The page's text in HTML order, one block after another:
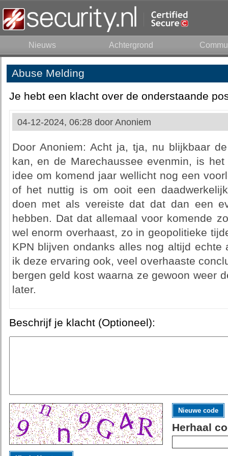
Nieuws Achtergrond
Abuse Melding
Je hebt een klacht over de onderstaande
04-12-2024, 06:28 door Anoniem
Door Anoniem: Acht ja, tja, nu blijkbaar
kan, en de Marechaussee evenmin, is
idee om komend jaar wellicht nog een
of het nuttig is om ooit een
doen met als vereiste dat dat dan een
hebben. Dat dat allemaal voor komende
wel enorm overhaast, zo in geopolitieke
KPN blijven ondanks alles nog altijd echte
ik deze ervaring ook, veel overhaaste
bergen geld kost waarna ze gewoon weer
later.
Beschrijf je klacht (Optioneel):
Nieuwe code
Herhaal